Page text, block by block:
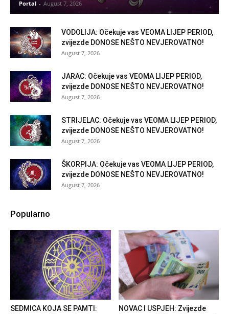
Portal - August 7, 2026
VODOLIJA: Očekuje vas VEOMA LIJEP PERIOD,
zvijezde DONOSE NEŠTO NEVJEROVATNO!
August 7, 2026
JARAC: Očekuje vas VEOMA LIJEP PERIOD,
zvijezde DONOSE NEŠTO NEVJEROVATNO!
August 7, 2026
STRIJELAC: Očekuje vas VEOMA LIJEP PERIOD,
zvijezde DONOSE NEŠTO NEVJEROVATNO!
August 7, 2026
ŠKORPIJA: Očekuje vas VEOMA LIJEP PERIOD,
zvijezde DONOSE NEŠTO NEVJEROVATNO!
August 7, 2026
Popularno
SEDMICA KOJA SE PAMTI:
NOVAC I USPJEH: Zvijezde